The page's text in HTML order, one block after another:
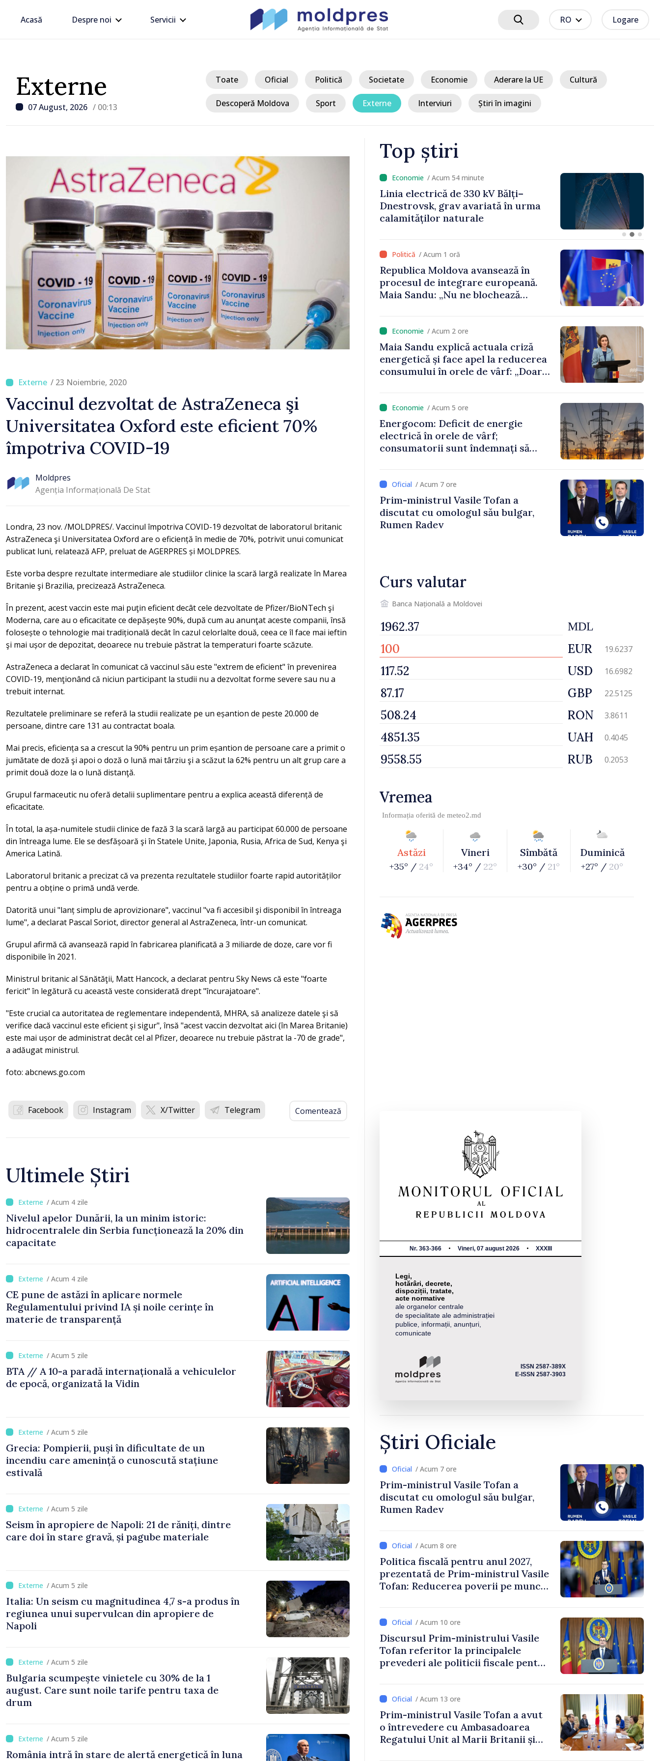
Acasă Despre noi Servicii RO Logare
Externe
07 August, 2026 / 00:13
Toate Oficial Politică Societate Economie Aderare la UE Cultură
Descoperă Moldova Sport Externe Interviuri Știri în imagini
/ 23 Noiembrie, 2020
Vaccinul dezvoltat de AstraZeneca şi
Universitatea Oxford este eficient 70%
împotriva COVID-19
Moldpres
Agenția Informațională De Stat
Londra, 23 nov. /MOLDPRES/. Vaccinul împotriva COVID-19 dezvoltat de laboratorul britanic
AstraZeneca şi Universitatea Oxford are o eficiență în medie de 70%, potrivit unui comunicat
publicat luni, relatează AFP, preluat de AGERPRES și MOLDPRES.
Este vorba despre rezultate intermediare ale studiilor clinice la scară largă realizate în Marea
Britanie şi Brazilia, precizează AstraZeneca.
În prezent, acest vaccin este mai puţin eficient decât cele dezvoltate de Pfizer/BioNTech şi
Moderna, care au o eficacitate ce depășește 90%, după cum au anunţat aceste companii, însă
folosește o tehnologie mai tradițională decât în cazul celorlalte două, ceea ce îl face mai ieftin
şi mai ușor de depozitat, deoarece nu trebuie păstrat la temperaturi foarte scăzute.
AstraZeneca a declarat în comunicat că vaccinul său este "extrem de eficient" în prevenirea
COVID-19, menţionând că niciun participant la studii nu a dezvoltat forme severe sau nu a
trebuit internat.
Rezultatele preliminare se referă la studii realizate pe un eșantion de peste 20.000 de
persoane, dintre care 131 au contractat boala.
Mai precis, eficiența sa a crescut la 90% pentru un prim eșantion de persoane care a primit o
jumătate de doză şi apoi o doză o lună mai târziu şi a scăzut la 62% pentru un alt grup care a
primit două doze la o lună distanţă.
Grupul farmaceutic nu oferă detalii suplimentare pentru a explica această diferență de
eficacitate.
În total, la așa-numitele studii clinice de fază 3 la scară largă au participat 60.000 de persoane
din întreaga lume. Ele se desfășoară şi în Statele Unite, Japonia, Rusia, Africa de Sud, Kenya şi
America Latină.
Laboratorul britanic a precizat că va prezenta rezultatele studiilor foarte rapid autorităților
pentru a obține o primă undă verde.
Datorită unui "lanț simplu de aprovizionare", vaccinul "va fi accesibil şi disponibil în întreaga
lume", a declarat Pascal Soriot, director general al AstraZeneca, într-un comunicat.
Grupul afirmă că avansează rapid în fabricarea planificată a 3 miliarde de doze, care vor fi
disponibile în 2021.
Ministrul britanic al Sănătăţii, Matt Hancock, a declarat pentru Sky News că este "foarte
fericit" în legătură cu această veste considerată drept "încurajatoare".
"Este crucial ca autoritatea de reglementare independentă, MHRA, să analizeze datele şi să
verifice dacă vaccinul este eficient şi sigur", însă "acest vaccin dezvoltat aici (în Marea Britanie)
este mai ușor de administrat decât cel al Pfizer, deoarece nu trebuie păstrat la -70 de grade",
a adăugat ministrul.
foto: abcnews.go.com
Facebook Instagram X/Twitter Telegram Comentează
Ultimele Știri
/ Acum 4 zile
Nivelul apelor Dunării, la un minim istoric:
hidrocentralele din Serbia funcționează la 20% din
capacitate
/ Acum 4 zile
CE pune de astăzi în aplicare normele
Regulamentului privind IA și noile cerințe în
materie de transparență
/ Acum 5 zile
BTA // A 10-a paradă internațională a vehiculelor
de epocă, organizată la Vidin
/ Acum 5 zile
Grecia: Pompierii, puși în dificultate de un
incendiu care amenință o cunoscută stațiune
estivală
/ Acum 5 zile
Seism în apropiere de Napoli: 21 de răniți, dintre
care doi în stare gravă, și pagube materiale
/ Acum 5 zile
Italia: Un seism cu magnitudinea 4,7 s-a produs în
regiunea unui supervulcan din apropiere de
Napoli
/ Acum 5 zile
Bulgaria scumpește vinietele cu 30% de la 1
august. Care sunt noile tarife pentru taxa de
drum
/ Acum 5 zile
România intră în stare de alertă energetică în luna
Top știri
/ Acum 54 minute
Linia electrică de 330 kV Bălți–
Dnestrovsk, grav avariată în urma
calamităților naturale
/ Acum 1 oră
Sancțiuni disciplinare după vizita
delegației talibanilor în Republica
Moldova. Maia Sandu: „Este rușinos
/ Acum 1 oră
Republica Moldova avansează în
procesul de integrare europeană.
Maia Sandu: „Nu ne blochează
/ Acum 2 ore
Maia Sandu explică actuala criză
energetică și face apel la reducerea
consumului în orele de vârf: „Doar
/ Acum 5 ore
Energocom: Deficit de energie
electrică în orele de vârf;
consumatorii sunt îndemnați să
/ Acum 7 ore
Prim-ministrul Vasile Tofan a
discutat cu omologul său bulgar,
Rumen Radev
Curs valutar
Banca Națională a Moldovei
MDL
EUR 19.6237
USD 16.6982
GBP 22.5125
RON 3.8611
UAH 0.4045
RUB 0.2053
Vremea
Informația oferită de meteo2.md
Astăzi
+35° / 24°
Vineri
+34° / 22°
Sîmbătă
+30° / 21°
Duminică
+27° / 20°
Nr. 363-366 Vineri, 07 august 2026 XXXIII
Legi,
hotărâri, decrete,
dispoziții, tratate,
acte normative
ale organelor centrale
de specialitate ale administrației
publice, informații, anunțuri,
comunicate
ISSN 2587-389X
E-ISSN 2587-3903
Știri Oficiale
/ Acum 7 ore
Prim-ministrul Vasile Tofan a
discutat cu omologul său bulgar,
Rumen Radev
/ Acum 8 ore
Politica fiscală pentru anul 2027,
prezentată de Prim-ministrul Vasile
Tofan: Reducerea poverii pe muncă,
/ Acum 10 ore
Discursul Prim-ministrului Vasile
Tofan referitor la principalele
prevederi ale politicii fiscale pentru
/ Acum 13 ore
Prim-ministrul Vasile Tofan a avut
o întrevedere cu Ambasadoarea
Regatului Unit al Marii Britanii și